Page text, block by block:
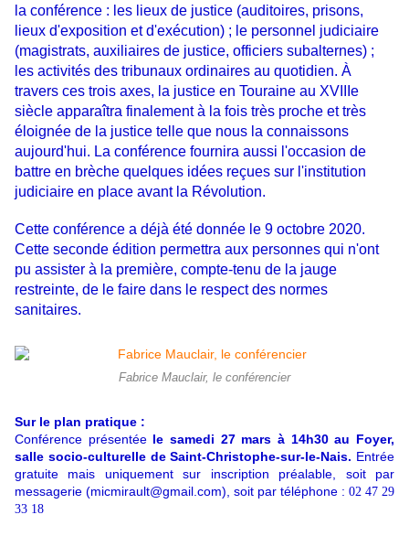
la conférence : les lieux de justice (auditoires, prisons,
lieux d'exposition et d'exécution) ; le personnel judiciaire
(magistrats, auxiliaires de justice, officiers subalternes) ;
les activités des tribunaux ordinaires au quotidien. À
travers ces trois axes, la justice en Touraine au XVIIIe
siècle apparaîtra finalement à la fois très proche et très
éloignée de la justice telle que nous la connaissons
aujourd'hui. La conférence fournira aussi l'occasion de
battre en brèche quelques idées reçues sur l'institution
judiciaire en place avant la Révolution.
Cette conférence a déjà été donnée le 9 octobre 2020.
Cette seconde édition permettra aux personnes qui n'ont
pu assister à la première, compte-tenu de la jauge
restreinte, de le faire dans le respect des normes
sanitaires.
Fabrice Mauclair, le conférencier
Sur le plan pratique :
Conférence présentéele samedi 27 mars à 14h30 au Foyer,
salle socio-culturelle de Saint-Christophe-sur-le-Nais. Entrée
gratuite mais uniquement sur inscription préalable, soit par
messagerie (micmirault@gmail.com), soit par téléphone : 02 47 29
33 18